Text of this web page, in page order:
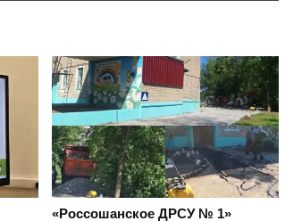
«Россошанское ДРСУ № 1»